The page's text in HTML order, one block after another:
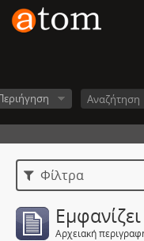
Φίλτρα
Αρχειακή